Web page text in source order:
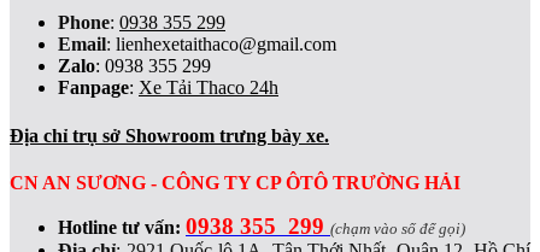
Phone: 0938 355 299
Email: lienhexetaithaco@gmail.com
Zalo: 0938 355 299
Fanpage: Xe Tải Thaco 24h
Địa chỉ trụ sở Showroom trưng bày xe.
CN AN SƯƠNG - CÔNG TY CP ÔTÔ TRƯỜNG HẢI
Hotline tư vấn: 0938 355 299 (chạm vào số để gọi)